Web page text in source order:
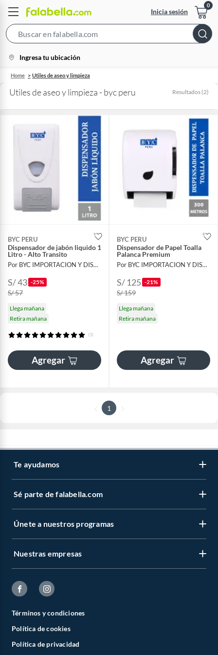
Inicia sesión
Bar
location-
icon
Ingresa tu ubicación
Home Utiles de aseo y limpieza
Utiles de aseo y limpieza - byc peru Resultados (2)
BYC PERU
Dispensador de jabón liquido 1
Litro - Alto Transito
Por BYC IMPORTACION Y DISTRIBUCION
S/ 43 -25%
S/ 57
Llega mañana
Retira mañana
(3)
Agregar
BYC PERU
Dispensador de Papel Toalla
Palanca Premium
Por BYC IMPORTACION Y DISTRIBUCION
S/ 125 -21%
S/ 159
Llega mañana
Retira mañana
Agregar
1
Te ayudamos
Sé parte de falabella.com
Únete a nuestros programas
Nuestras empresas
Términos y condiciones
Política de cookies
Política de privacidad